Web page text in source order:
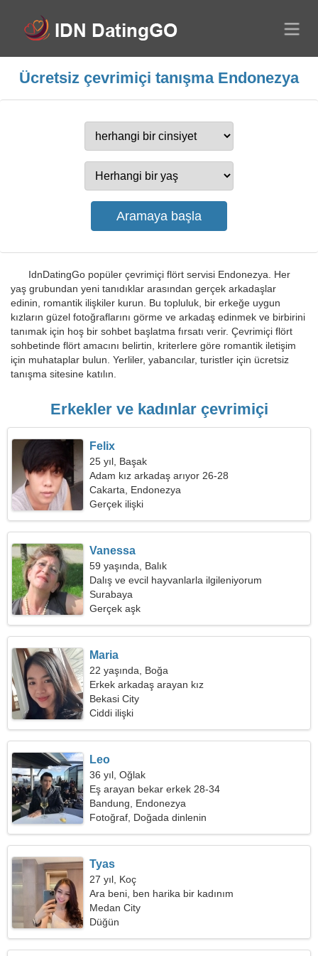
Ücretsiz çevrimiçi tanışma Endonezya
IdnDatingGo popüler çevrimiçi flört servisi Endonezya. Her
yaş grubundan yeni tanıdıklar arasından gerçek arkadaşlar
edinin, romantik ilişkiler kurun. Bu topluluk, bir erkeğe uygun
kızların güzel fotoğraflarını görme ve arkadaş edinmek ve birbirini
tanımak için hoş bir sohbet başlatma fırsatı verir. Çevrimiçi flört
sohbetinde flört amacını belirtin, kriterlere göre romantik iletişim
için muhataplar bulun. Yerliler, yabancılar, turistler için ücretsiz
tanışma sitesine katılın.
Erkekler ve kadınlar çevrimiçi
Felix
25 yıl, Başak
Adam kız arkadaş arıyor 26-28
Cakarta, Endonezya
Gerçek ilişki
Vanessa
59 yaşında, Balık
Dalış ve evcil hayvanlarla ilgileniyorum
Surabaya
Gerçek aşk
Maria
22 yaşında, Boğa
Erkek arkadaş arayan kız
Bekasi City
Ciddi ilişki
Leo
36 yıl, Oğlak
Eş arayan bekar erkek 28-34
Bandung, Endonezya
Fotoğraf, Doğada dinlenin
Tyas
27 yıl, Koç
Ara beni, ben harika bir kadınım
Medan City
Düğün